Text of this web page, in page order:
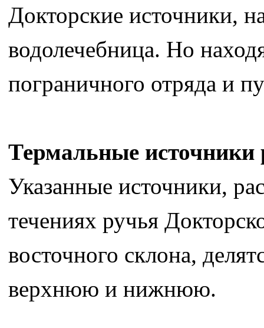
Докторские источники,
водолечебница. Но
пограничного отряда и
Термальные источники
Указанные источники,
течениях ручья
восточного склона,
верхнюю и нижнюю.